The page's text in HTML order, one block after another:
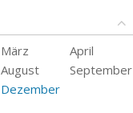
März
April
August
September
Dezember